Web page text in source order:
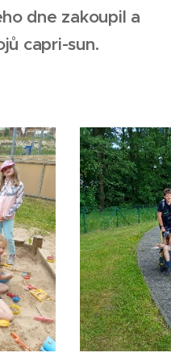
dne zakoupil a
capri-sun.